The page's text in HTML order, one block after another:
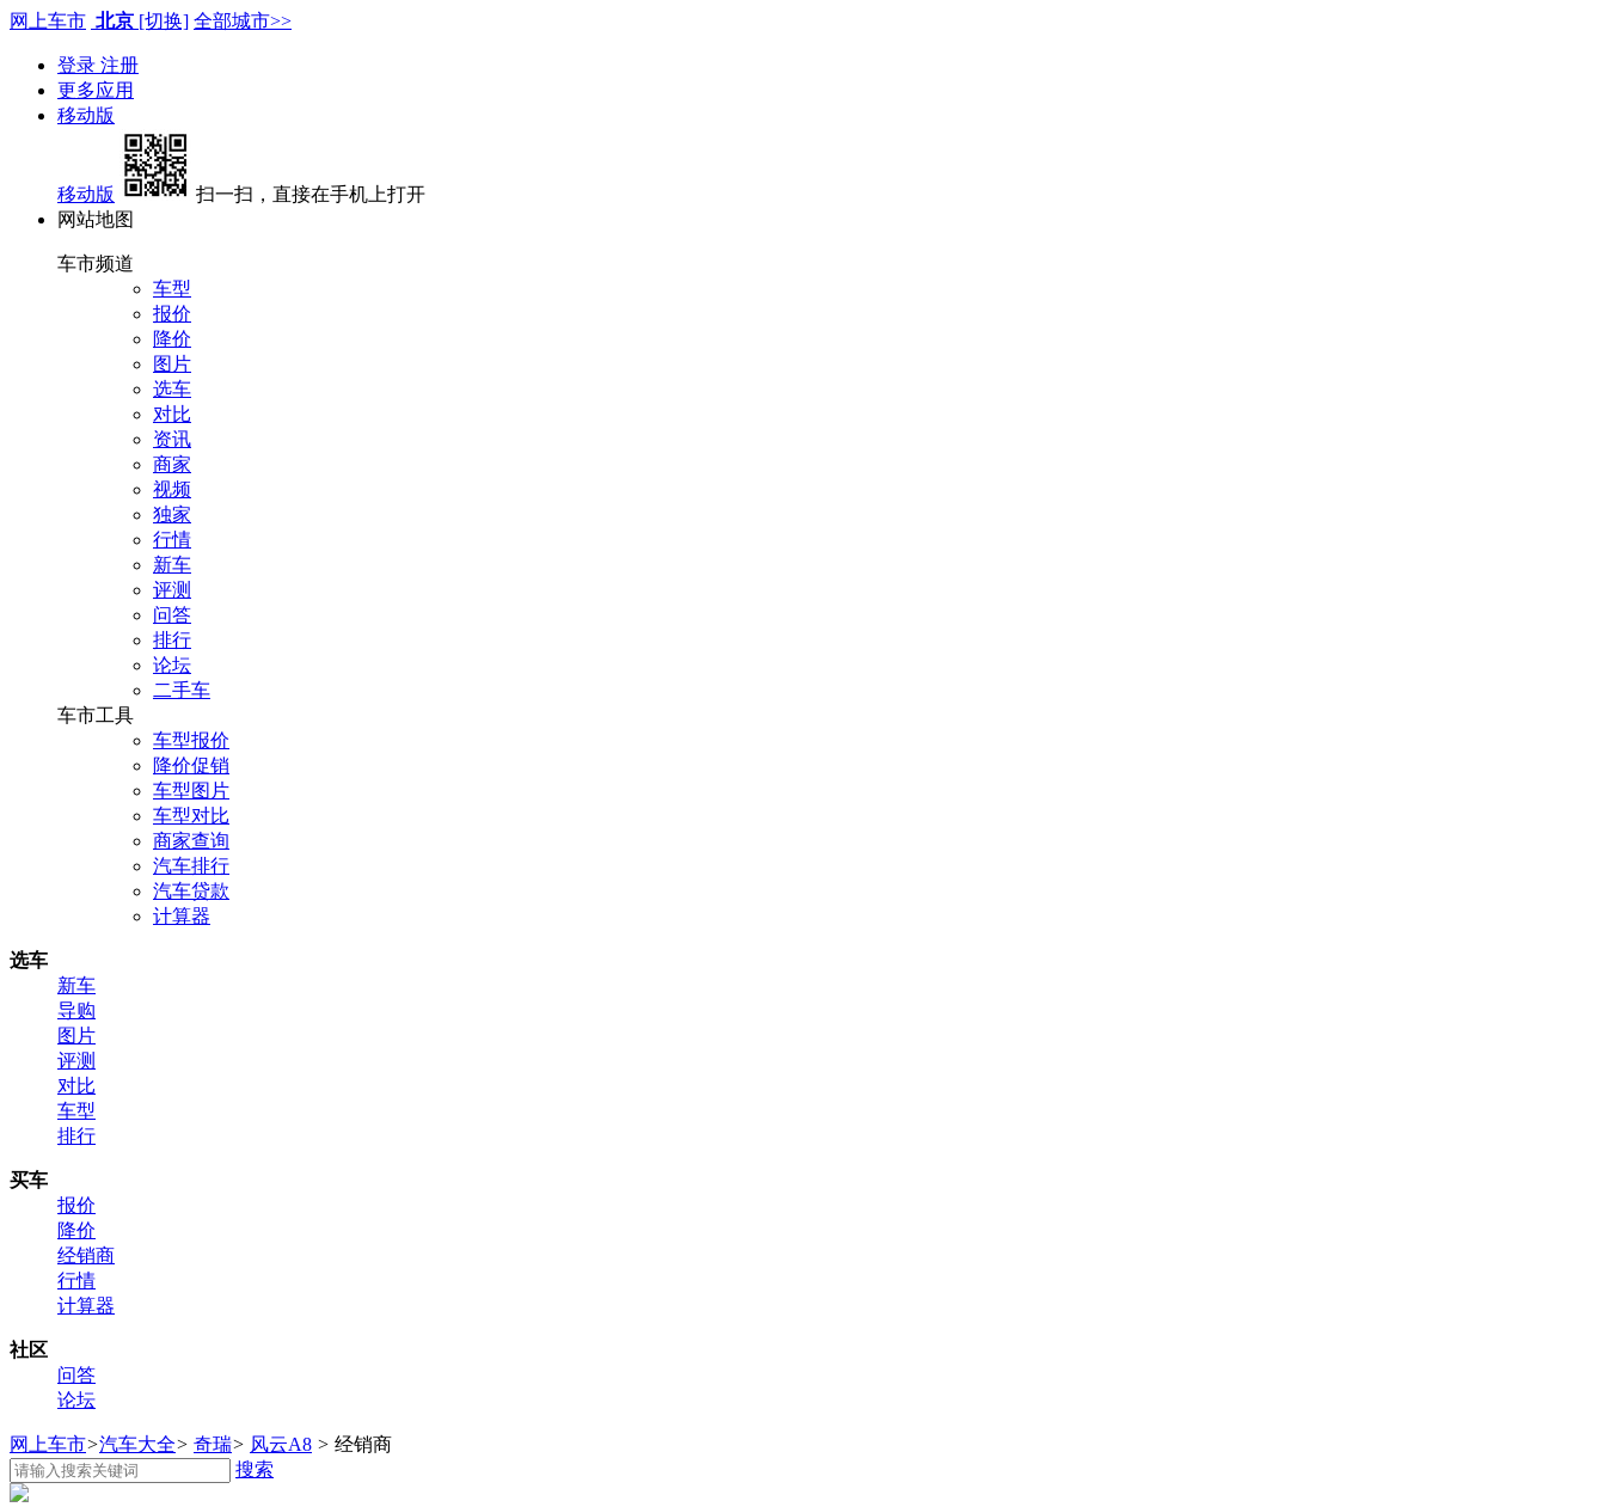
网上车市 北京 [切换] 全部城市>>
登录 注册
更多应用
移动版
移动版
扫一扫，直接在手机上打开
网站地图
车市频道
车型
报价
降价
图片
选车
对比
资讯
商家
视频
独家
行情
新车
评测
问答
排行
论坛
二手车
车市工具
车型报价
降价促销
车型图片
车型对比
商家查询
汽车排行
汽车贷款
计算器
选车
新车
导购
图片
评测
对比
车型
排行
买车
报价
降价
经销商
行情
计算器
社区
问答
论坛
网上车市>汽车大全> 奇瑞> 风云A8 > 经销商
搜索